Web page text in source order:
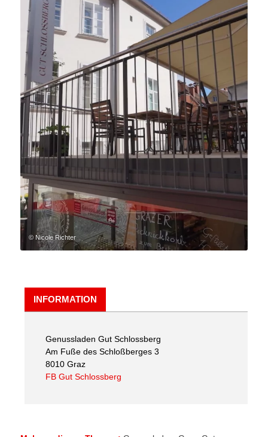
© Nicole Richter
INFORMATION
Genussladen Gut Schlossberg
Am Fuße des Schloßberges 3
8010 Graz
FB Gut Schlossberg